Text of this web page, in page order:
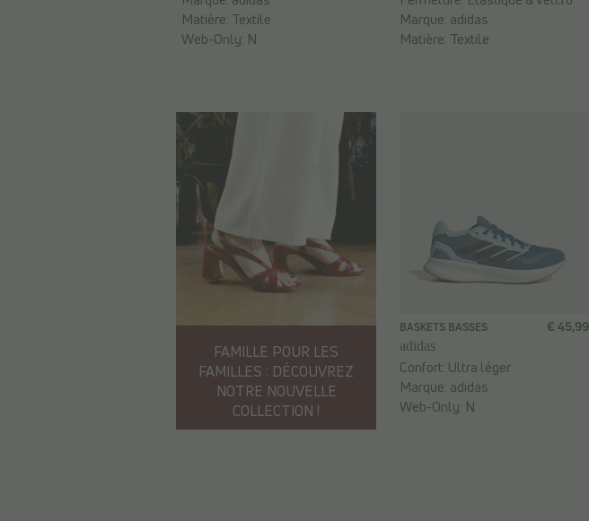
Matière: Textile
Web-Only: N
Marque: adidas
Matière: Textile
FAMILLE POUR LES
FAMILLES : DÉCOUVREZ
NOTRE NOUVELLE
COLLECTION !
BASKETS BASSES
adidas
€ 45,99
Confort: Ultra léger
Marque: adidas
Web-Only: N